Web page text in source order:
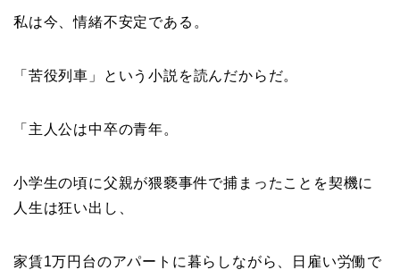
私は今、情緒不安定である。
「苦役列車」という小説を読んだからだ。
「主人公は中卒の青年。
小学生の頃に父親が猥褻事件で捕まったことを契機に
人生は狂い出し、
家賃1万円台のアパートに暮らしながら、日雇い労働で